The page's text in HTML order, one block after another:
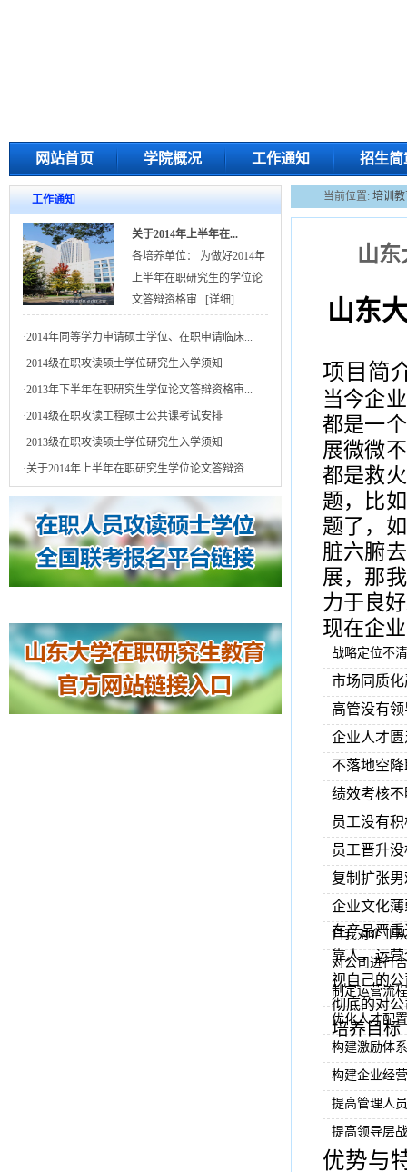
网站首页 学院概况 工作通知 招生简
工作通知
关于2014年上半年在...
各培养单位： 为做好2014年
上半年在职研究生的学位论
文答辩资格审... [详细]
·2014年同等学力申请硕士学位、在职申请临床...
·2014级在职攻读硕士学位研究生入学须知
·2013年下半年在职研究生学位论文答辩资格审...
·2014级在职攻读工程硕士公共课考试安排
·2013级在职攻读硕士学位研究生入学须知
·关于2014年上半年在职研究生学位论文答辩资...
当前位置: 培训
山
山东
项目简
当今企
都是一
展微微
都是救
题，比
题了，
脏六腑
展，那
力于良
现在企
战略定位不
市场同质
高管没有
企业人才
不落地空
绩效考核
员工没有
员工晋升
复制扩张
企业文化
在产品严
靠人，运
视自己的
彻底的对
培养目标
自我对企业
对公司进行
制定运营流
优化人才配
构建激励体
构建企业经
提高管理人
提高领导层
优势与